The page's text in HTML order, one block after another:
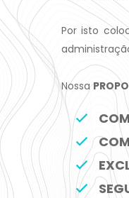
Por isto
Nossa